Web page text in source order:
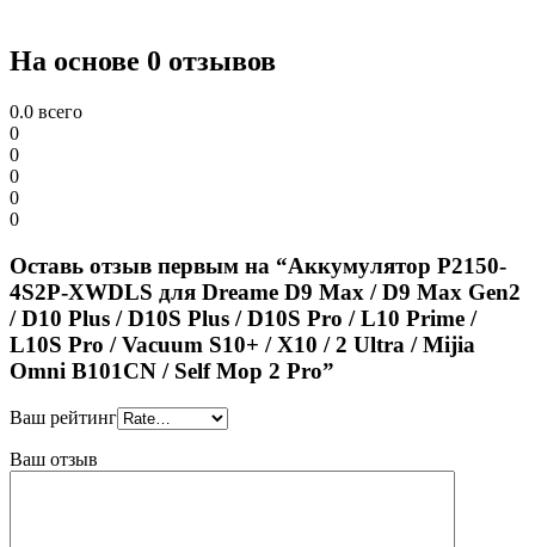
На основе 0 отзывов
0.0 всего
0
0
0
0
0
Оставь отзыв первым на “Аккумулятор P2150-
4S2P-XWDLS для Drеаmе D9 Мах / D9 Max Gen2
/ D10 Рlus / D10S Рlus / D10S Рrо / L10 Prime /
L10S Рrо / Vacuum S10+ / X10 / 2 Ultra / Mijiа
Omni B101CN / Sеlf Мор 2 Рrо”
Ваш рейтинг
Ваш отзыв